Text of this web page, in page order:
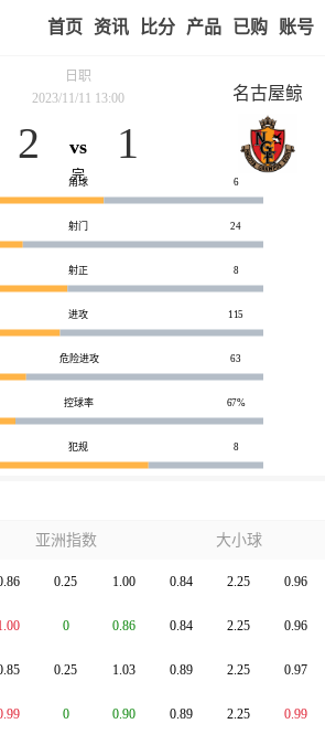
首页 赢家视点赛事比分实战版入口
我的
日职
2023/11/11 13:00
vs
完
2 1
名古屋鲸
角球 6
射门 24
射正 8
进攻 115
危险进攻 63
控球率 67%
犯规 8
亚洲指数 大小球
0.25 1.00
0 0.86
0.84 2.25 0.96
0.84 2.25 0.96
0.25 1.03
0 0.90
0.89 2.25 0.97
0.89 2.25 0.99